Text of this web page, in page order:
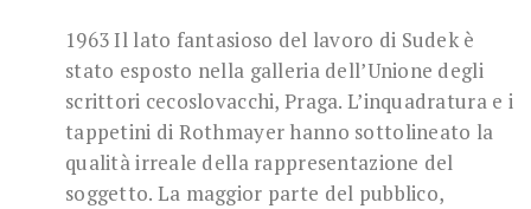
1963 Il lato fantasioso del lavoro di Sudek è
stato esposto nella galleria dell’Unione degli
scrittori cecoslovacchi, Praga. L’inquadratura e i
tappetini di Rothmayer hanno sottolineato la
qualità irreale della rappresentazione del
soggetto. La maggior parte del pubblico,